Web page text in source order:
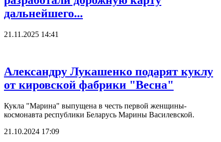
дальнейшего...
21.11.2025 14:41
Александру Лукашенко подарят куклу
от кировской фабрики "Весна"
Кукла "Марина" выпущена в честь первой женщины-
космонавта республики Беларусь Марины Василевской.
21.10.2024 17:09